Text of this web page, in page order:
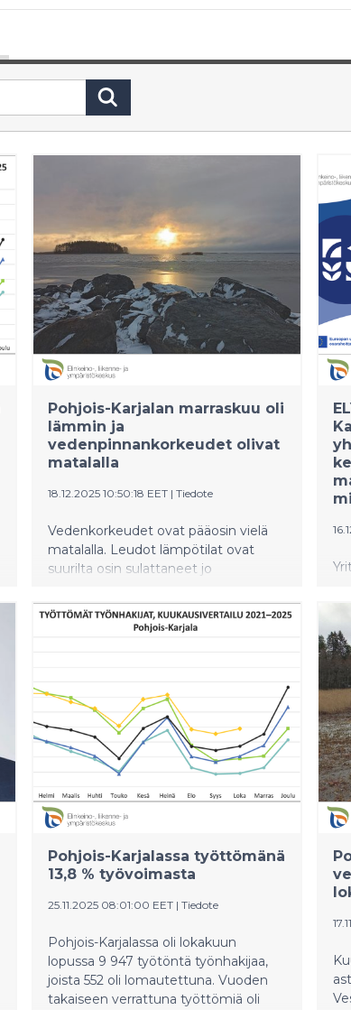
Pohjois-Karjalan marraskuu oli
lämmin ja
vedenpinnankorkeudet olivat
matalalla
18.12.2025 10:50:18 EET | Tiedote
Vedenkorkeudet ovat pääosin vielä
matalalla. Leudot lämpötilat ovat
suurilta osin sulattaneet jo
vesistöissä. Kuukauden keskilämpötila
maakunnassa oli noin kaksi ja puoli
Pohjois-Karjalassa työttömänä
13,8 % työvoimasta
25.11.2025 08:01:00 EET | Tiedote
Pohjois-­Karjalassa oli lokakuun
lopussa 9 947 työtöntä työnhakijaa,
joista 552 oli lomautettuna. Vuoden
takaiseen verrattuna työttömiä oli